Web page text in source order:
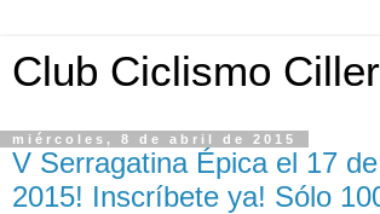
Club Ciclismo
miércoles, 8 de abril de 2015
V Serragatina Épica el 17
2015! Inscríbete ya! Sólo